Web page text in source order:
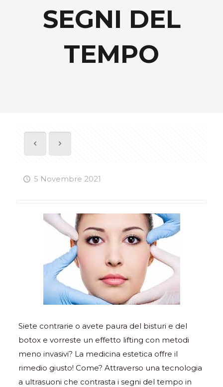
SEGNI DEL
TEMPO
5 Novembre 2021
Siete contrarie o avete paura del bisturi e del
botox e vorreste un effetto lifting con metodi
meno invasivi? La medicina estetica offre il
rimedio giusto! Come? Attraverso una tecnologia
a ultrasuoni che contrasta i segni del tempo in